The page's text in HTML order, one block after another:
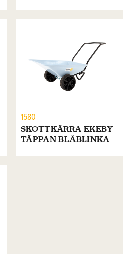
1580
SKOTTKÄRRA EKEBY
TÄPPAN BLÅBLINKA